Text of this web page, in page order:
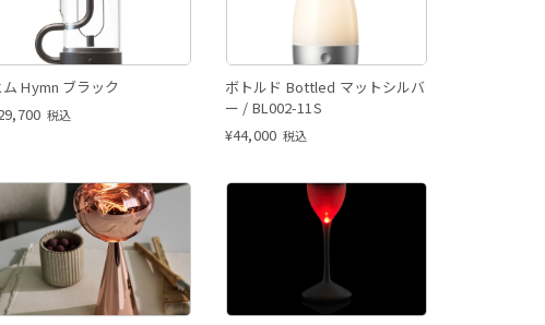
ム Hymn ブラック
税込
ボトルド Bottled マットシルバ
ー / BL002-11S
¥44,000 税込